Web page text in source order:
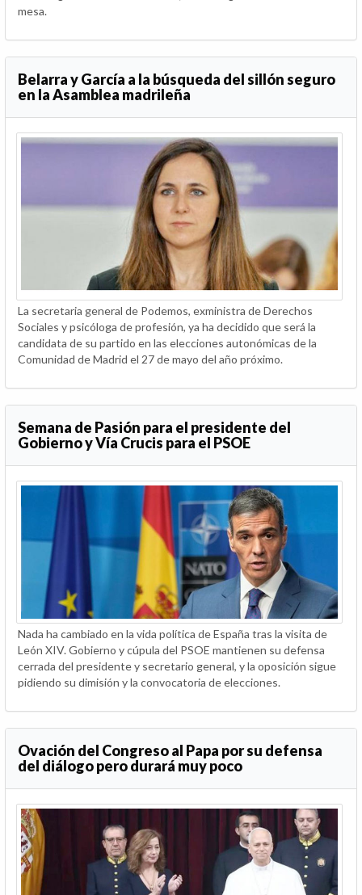
mesa.
Belarra y García a la búsqueda del sillón seguro
en la Asamblea madrileña
La secretaria general de Podemos, exministra de Derechos
Sociales y psicóloga de profesión, ya ha decidido que será la
candidata de su partido en las elecciones autonómicas de la
Comunidad de Madrid el 27 de mayo del año próximo.
Semana de Pasión para el presidente del
Gobierno y Vía Crucis para el PSOE
Nada ha cambiado en la vida política de España tras la visita de
León XIV. Gobierno y cúpula del PSOE mantienen su defensa
cerrada del presidente y secretario general, y la oposición sigue
pidiendo su dimisión y la convocatoria de elecciones.
Ovación del Congreso al Papa por su defensa
del diálogo pero durará muy poco